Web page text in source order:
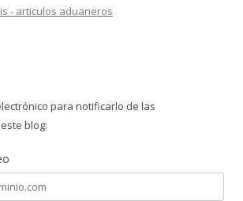
- articulos aduaneros
para notificarlo de las
blog: